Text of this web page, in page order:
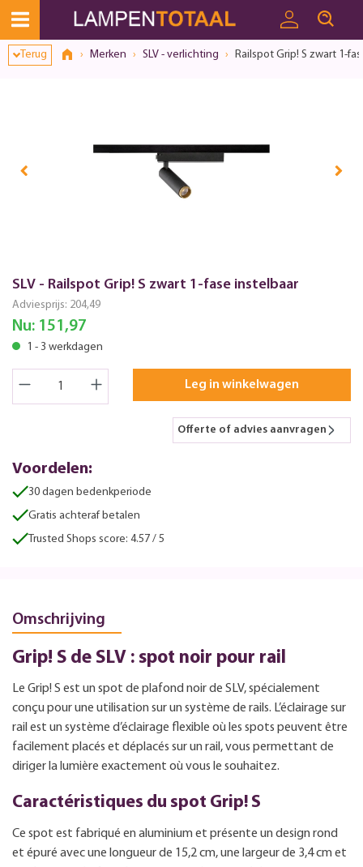
Terug Merken SLV - verlichting Railspot Grip! S zwart 1-
SLV - Railspot Grip! S zwart 1-fase instelbaar
Adviesprijs: 204,49
Nu: 151,97
1 - 3 werkdagen
Leg in winkelwagen
Offerte of advies aanvragen
Voordelen:
30 dagen bedenkperiode
Gratis achteraf betalen
Trusted Shops score: 4.57 / 5
Omschrijving
Grip! S de SLV : spot noir pour rail
Le Grip! S est un spot de plafond noir de SLV, spécialement
conçu pour une utilisation sur un système de rails. L’éclairage sur
rail est un système d’éclairage flexible où les spots peuvent être
facilement placés et déplacés sur un rail, vous permettant de
diriger la lumière exactement où vous le souhaitez.
Caractéristiques du spot Grip! S
Ce spot est fabriqué en aluminium et présente un design rond
et épuré avec une longueur de 15,2 cm, une largeur de 3,4 cm et
Toestemmingsvenster geopend